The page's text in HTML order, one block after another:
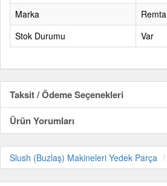
Marka
Remta
Stok Durumu
Var
Taksit / Ödeme Seçenekleri
Ürün Yorumları
Slush (Buzlaş) Makineleri Yedek Parça